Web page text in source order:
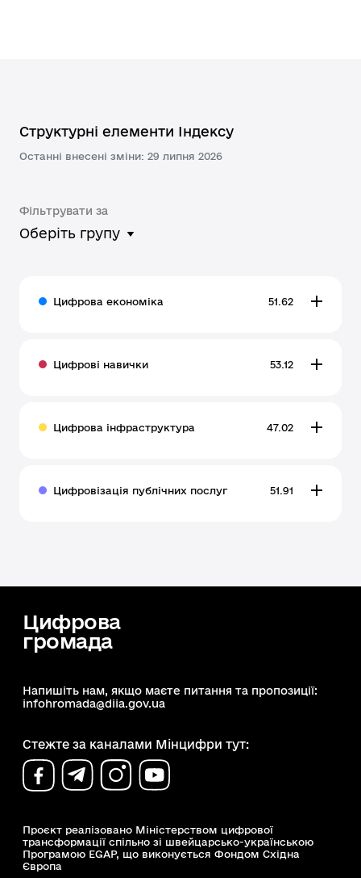
Структурні елементи Індексу
Останні внесені зміни: 29 липня 2026
Фільтрувати за
Оберіть групу
Цифрова економіка 51.62
Цифрові навички 53.12
Цифрова інфраструктура 47.02
Цифровізація публічних послуг 51.91
Цифрова
громада
Напишіть нам, якщо маєте питання та пропозиції:
infohromada@diia.gov.ua
Стежте за каналами Мінцифри тут:
Проєкт реалізовано Міністерством цифрової
трансформації спільно зі швейцарсько-українською
Програмою EGAP, що виконується Фондом Східна
Європа